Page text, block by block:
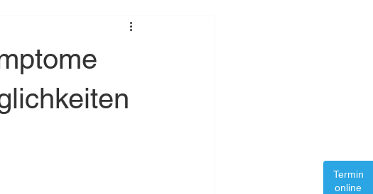
Termin
online